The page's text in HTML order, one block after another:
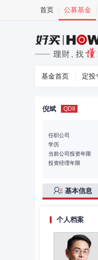
首页 公募基金
基金首页 定投
倪斌 QDII
任职公司
学历
当前公司投资年限
投资经理年限
基本信息
个人档案